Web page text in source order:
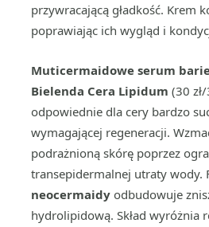
przywracającą gładkość. Krem
poprawiając ich wygląd i
Muticermaidowe serum
Bielenda Cera Lipidum (30
odpowiednie dla cery bardzo
wymagającej regeneracji.
podrażnioną skórę poprzez
transepidermalnej utraty wody.
neocermaidy odbudowuje
hydrolipidową. Skład wyróżnia